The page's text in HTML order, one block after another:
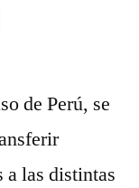
de Perú, se
a las distintas